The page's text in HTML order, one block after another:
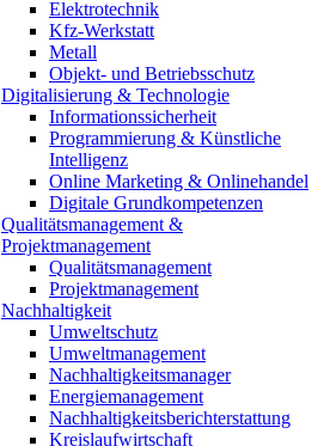
Elektrotechnik
Kfz-Werkstatt
Metall
Objekt- und Betriebsschutz
Digitalisierung & Technologie
Informationssicherheit
Programmierung & Künstliche
Intelligenz
Online Marketing & Onlinehandel
Digitale Grundkompetenzen
Qualitätsmanagement &
Projektmanagement
Qualitätsmanagement
Projektmanagement
Nachhaltigkeit
Umweltschutz
Umweltmanagement
Nachhaltigkeitsmanager
Energiemanagement
Nachhaltigkeitsberichterstattung
Kreislaufwirtschaft